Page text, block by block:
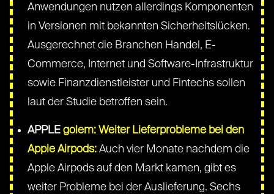
Anwendungen nutzen allerdings Komponenten
in Versionen mit bekannten Sicherheitslücken.
Ausgerechnet die Branchen Handel, E-
Commerce, Internet und Software-Infrastruktur
sowie Finanzdienstleister und Fintechs sollen
laut der Studie betroffen sein.
APPLEgolem: Weiter Lieferprobleme bei den
Apple Airpods: Auch vier Monate nachdem die
Apple Airpods auf den Markt kamen, gibt es
weiter Probleme bei der Auslieferung. Sechs